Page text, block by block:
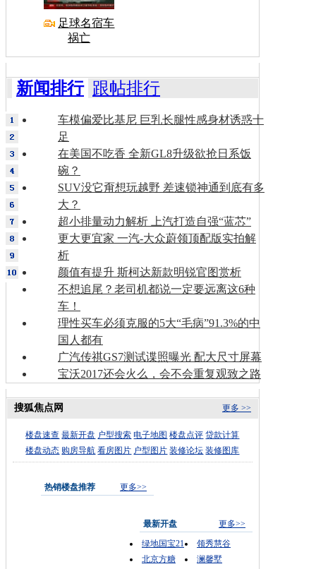
足球名宿车
祸亡
新闻排行 跟帖排行
车模偏爱比基尼 巨乳长腿性感身材诱惑十
足
在美国不吃香 全新GL8升级欲抢日系饭
碗？
SUV没它甭想玩越野 差速锁神通到底有多
大？
超小排量动力解析 上汽打造自强“蓝芯”
更大更宜家 一汽-大众蔚领顶配版实拍解
析
颜值有提升 斯柯达新款明锐官图赏析
不想追尾？老司机都说一定要远离这6种
车！
理性买车必须克服的5大“毛病”91.3%的中
国人都有
广汽传祺GS7测试谍照曝光 配大尺寸屏幕
宝沃2017还会火么，会不会重复观致之路
更多 >>
搜狐焦点网
楼盘速查 最新开盘 户型搜索 电子地图 楼盘点评 贷款计算
楼盘动态 购房导航 看房图片 户型图片 装修论坛 装修图库
热销楼盘推荐 更多>>
最新开盘
更多>>
绿地国宝21
领秀慧谷
北京方糖
澜馨墅